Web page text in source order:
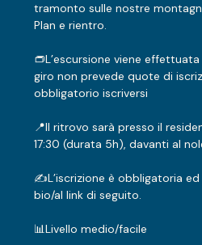
tramonto sulle nostre
Plan e rientro.
👝L’escursione viene
giro non prevede quote di
obbligatorio iscriversi
📍Il ritrovo sarà presso il
17:30 (durata 5h), davanti al
✍️L’iscrizione è obbligatoria
bio/al link di seguito.
📊Livello medio/facile